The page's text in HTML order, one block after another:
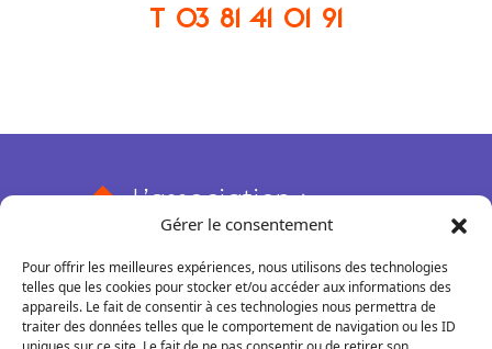
Gérer le consentement
Pour offrir les meilleures expériences, nous utilisons des technologies
telles que les cookies pour stocker et/ou accéder aux informations des
appareils. Le fait de consentir à ces technologies nous permettra de
traiter des données telles que le comportement de navigation ou les ID
T 03 81 41 01 91
L’association
Qui sommes-nous ?
Nos missions et valeurs
Adhérer
Nos partenaires
Nos actions
Rendez-vous conseils
Rencontres pros et thématiques
Le 52
Qu'est-ce que c'est ?
COREPS BFC